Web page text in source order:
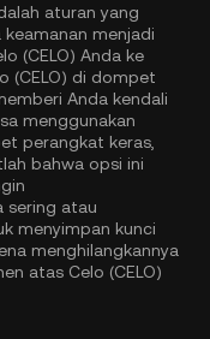
aturan yang
menjadi
(CELO) Anda ke
(CELO) di dompet
Anda kendali
menggunakan
perangkat keras,
bahwa opsi ini
sering atau
menyimpan kunci
menghilangkannya
atas Celo (CELO)